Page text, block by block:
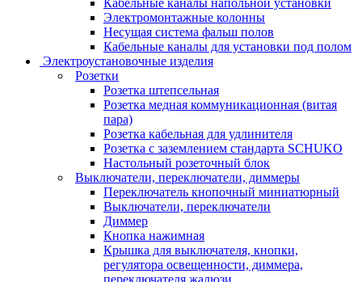
Кабельные каналы напольной установки
Электромонтажные колонны
Несущая система фальш полов
Кабельные каналы для установки под полом
Электроустановочные изделия
Розетки
Розетка штепсельная
Розетка медная коммуникационная (витая
пара)
Розетка кабельная для удлинителя
Розетка с заземлением стандарта SCHUKO
Настольный розеточный блок
Выключатели, переключатели, диммеры
Переключатель кнопочный миниатюрный
Выключатели, переключатели
Диммер
Кнопка нажимная
Крышка для выключателя, кнопки,
регулятора освещенности, диммера,
переключателя жалюзи